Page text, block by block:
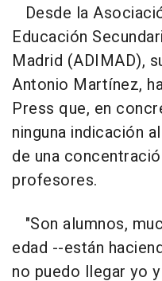
Desde la
Educación
Madrid (ADIMAD),
Antonio Martínez,
Press que, en
ninguna indicación
de una
profesores.
"Son alumnos,
edad --están
no puedo llegar yo